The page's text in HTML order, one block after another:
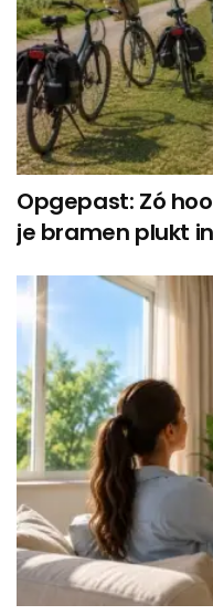
Opgepast: Zó
je bramen plukt